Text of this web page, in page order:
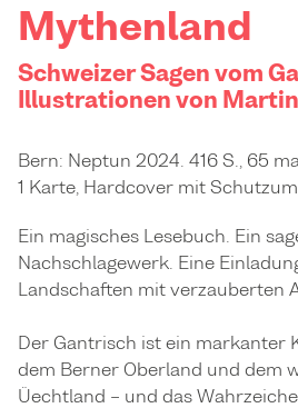
Mythenland
Schweizer Sagen vom
Illustrationen von
Bern: Neptun 2024. 416 S., 65
1 Karte, Hardcover mit
Ein magisches Lesebuch. Ein
Nachschlagewerk. Eine
Landschaften mit verzauberten
Der Gantrisch ist ein markanter
dem Berner Oberland und dem
Üechtland – und das